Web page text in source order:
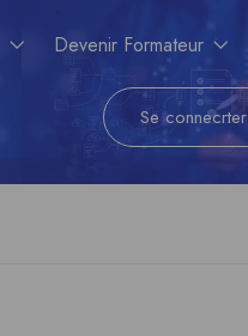
Devenir Formateur
Se connecrter